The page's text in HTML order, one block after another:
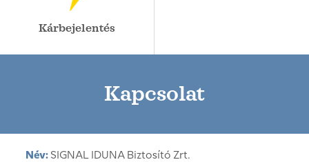
Kárbejelentés
Kapcsolat
Név: SIGNAL IDUNA Biztosító Zrt.